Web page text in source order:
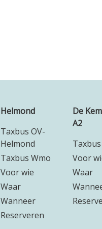
Helmond
Taxbus OV-
Helmond
Taxbus Wmo
Voor wie
Waar
Wanneer
Reserveren
De
A2
Taxbus
Voor
Waar